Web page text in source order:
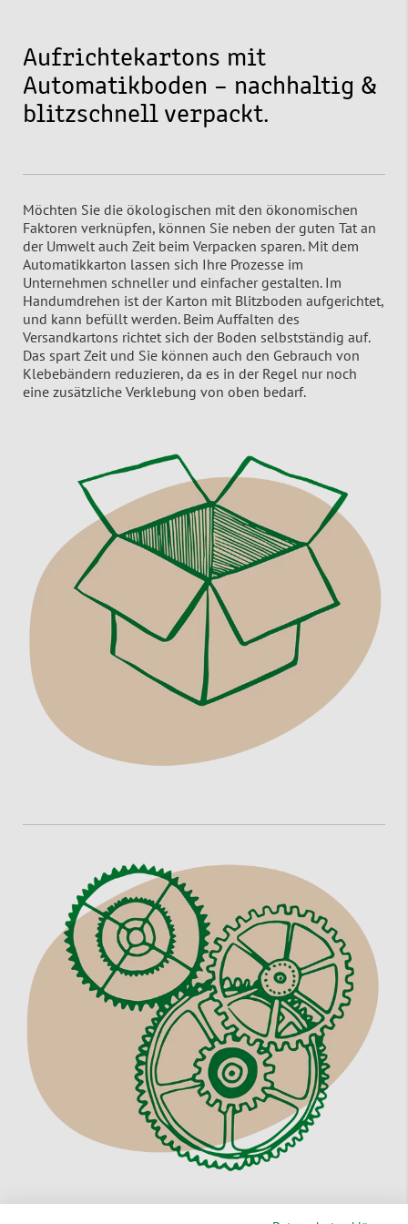
Aufrichtekartons mit
Automatikboden – nachhaltig &
blitzschnell verpackt.
Möchten Sie die ökologischen mit den ökonomischen
Faktoren verknüpfen, können Sie neben der guten Tat an
der Umwelt auch Zeit beim Verpacken sparen. Mit dem
Automatikkarton lassen sich Ihre Prozesse im
Unternehmen schneller und einfacher gestalten. Im
Handumdrehen ist der Karton mit Blitzboden aufgerichtet,
und kann befüllt werden. Beim Auffalten des
Versandkartons richtet sich der Boden selbstständig auf.
Das spart Zeit und Sie können auch den Gebrauch von
Klebebändern reduzieren, da es in der Regel nur noch
eine zusätzliche Verklebung von oben bedarf.